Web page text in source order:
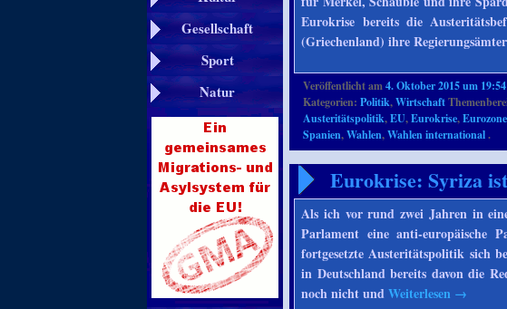
Gesellschaft
Sport
Natur
Eurokrise bereits die
(Griechenland) ihre
Veröffentlicht am4. Oktober 2015 um
Kategorien:Politik,Wirtschaft
Austeritätspolitik,EU,Eurokrise,Eurozone
Spanien,Wahlen,Wahlen international.
Eurokrise: Syriza
Als ich vor rund zwei Jahren in
Parlament eine anti-europäische
fortgesetzte Austeritätspolitik sich
in Deutschland bereits davon die
noch nicht undWeiterlesen →